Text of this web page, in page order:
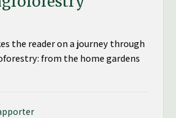
the reader on a journey through
from the home gardens